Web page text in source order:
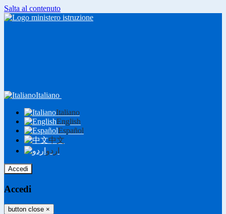
Salta al contenuto
Italiano
Italiano
English
Español
中文
اردو
Accedi
Accedi
button close ×